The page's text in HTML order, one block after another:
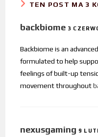
TEN POST MA 3
backbiome 3
Backbiome is an
formulated to help
feelings of built-up
movement throughout
nexusgaming 9